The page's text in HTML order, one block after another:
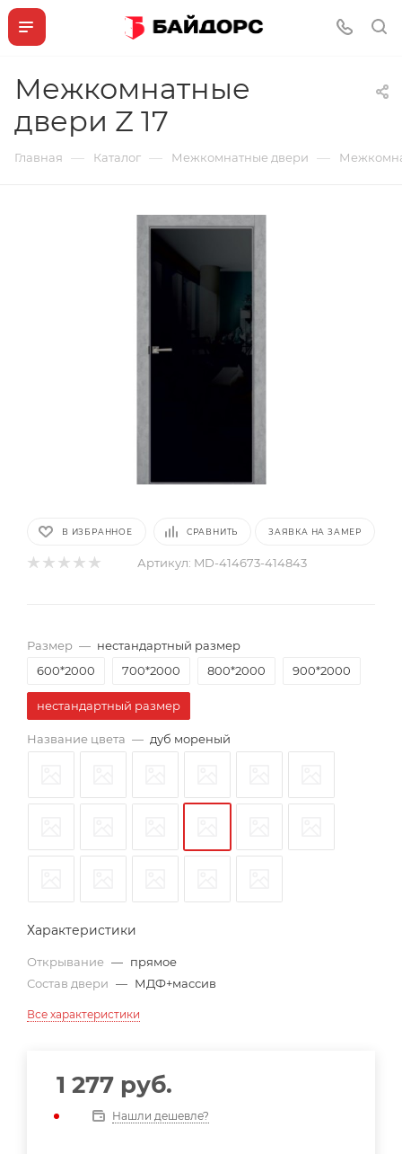
Межкомнатные
двери Z 17
Главная — Каталог — Межкомнатные двери —
В ИЗБРАННОЕ СРАВНИТЬ ЗАЯВКА НА ЗАМЕР
Артикул: MD-414673-414843
Размер — нестандартный размер
600*2000
700*2000 800*2000 900*2000
нестандартный размер
Название цвета — дуб мореный
Характеристики
Открывание — прямое
Состав двери — МДФ+массив
Все характеристики
1 277 руб.
Нашли дешевле?